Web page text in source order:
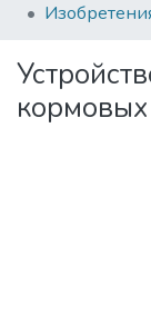
All of DSpace
Statistics